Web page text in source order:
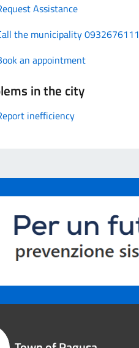
Assistance
the municipality 0932676111
an appointment
in the city
inefficiency